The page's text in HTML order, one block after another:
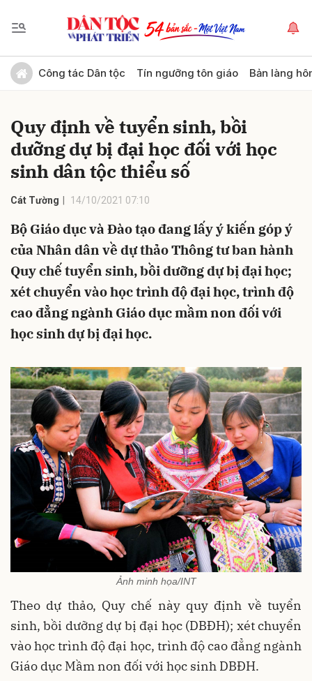
Công tác Dân tộc Tín ngưỡng tôn giáo Bản làng
Quy định về tuyển sinh, bồi
dưỡng dự bị đại học đối với học
sinh dân tộc thiểu số
Cát Tường 14/10/2021 07:10
Bộ Giáo dục và Đào tạo đang lấy ý kiến góp ý
của Nhân dân về dự thảo Thông tư ban hành
Quy chế tuyển sinh, bồi dưỡng dự bị đại học;
xét chuyển vào học trình độ đại học, trình độ
cao đẳng ngành Giáo dục mầm non đối với
học sinh dự bị đại học.
Ảnh minh họa/INT
Theo dự thảo, Quy chế này quy định về tuyển
sinh, bồi dưỡng dự bị đại học (DBĐH); xét chuyển
vào học trình độ đại học, trình độ cao đẳng ngành
Giáo dục Mầm non đối với học sinh DBĐH.
Gửi bình luận